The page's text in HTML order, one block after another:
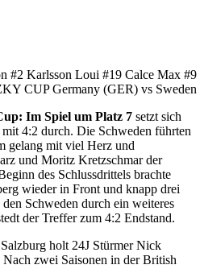
#2 Karlsson Loui #19 Calce Max #9
CUP Germany (GER) vs Sweden
Im Spiel um Platz 7 setzt sich
4:2 durch. Die Schweden führten
gelang mit viel Herz und
und Moritz Kretzschmar der
des Schlussdrittels brachte
wieder in Front und knapp drei
Schweden durch ein weiteres
der Treffer zum 4:2 Endstand.
Salzburg holt 24J Stürmer Nick
Nach zwei Saisonen in der British